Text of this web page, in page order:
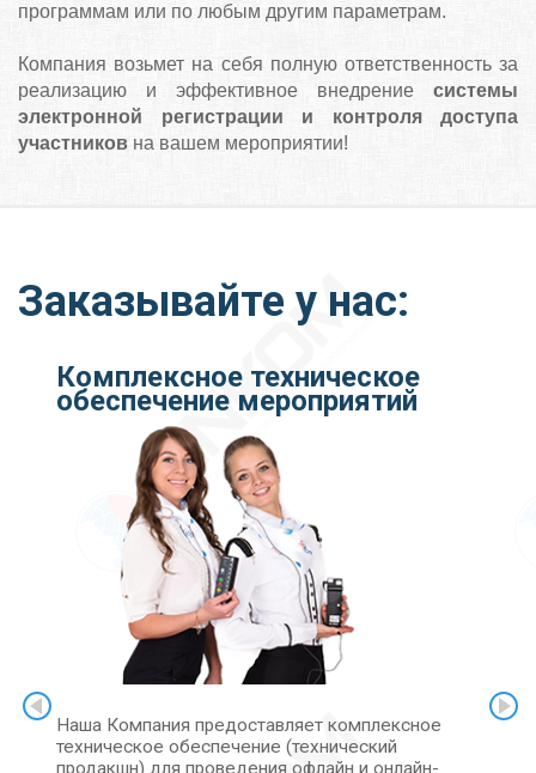
программам или по любым другим параметрам.
Компания возьмет на себя полную ответственность за
реализацию и эффективное внедрение системы
электронной регистрации и контроля доступа
участников на вашем мероприятии!
Заказывайте у нас:
Комплексное техническое
обеспечение мероприятий
Наша Компания предоставляет комплексное
техническое обеспечение (технический
продакшн) для проведения офлайн и онлайн-